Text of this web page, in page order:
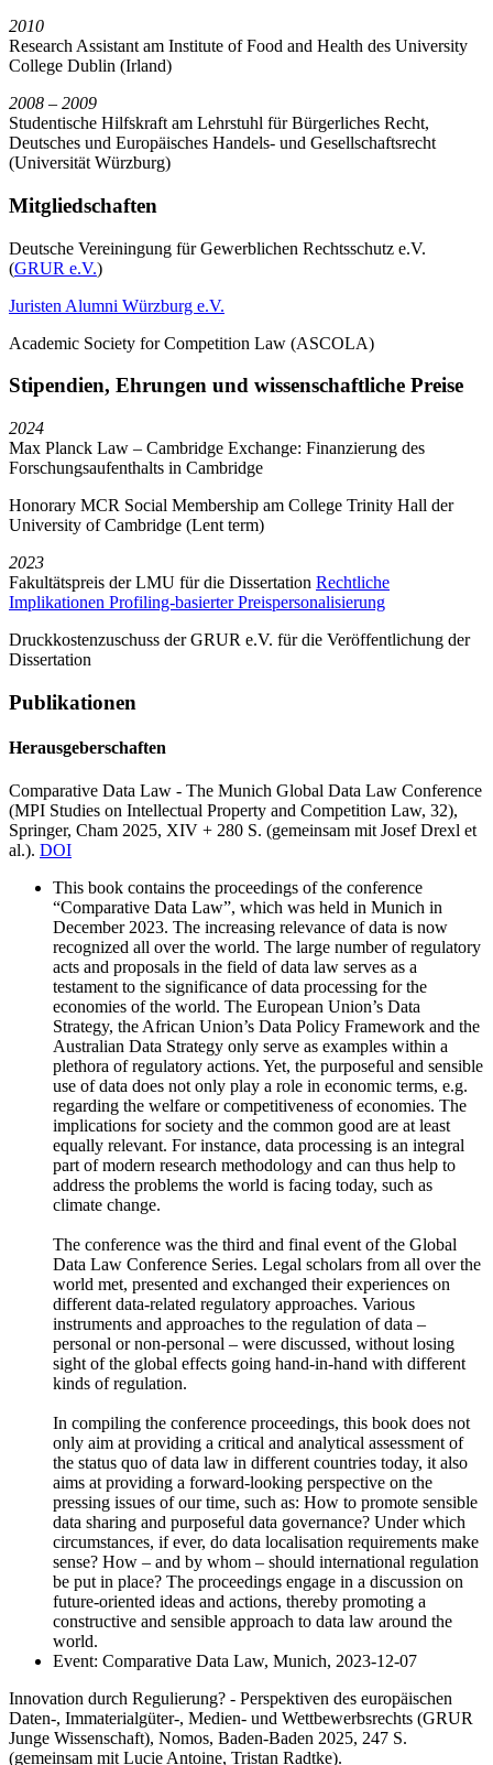
2010
Research Assistant am Institute of Food and Health des University
College Dublin (Irland)
2008 – 2009
Studentische Hilfskraft am Lehrstuhl für Bürgerliches Recht,
Deutsches und Europäisches Handels- und Gesellschaftsrecht
(Universität Würzburg)
Mitgliedschaften
Deutsche Vereiningung für Gewerblichen Rechtsschutz e.V.
(GRUR e.V.)
Juristen Alumni Würzburg e.V.
Academic Society for Competition Law (ASCOLA)
Stipendien, Ehrungen und wissenschaftliche Preise
2024
Max Planck Law – Cambridge Exchange: Finanzierung des
Forschungsaufenthalts in Cambridge
Honorary MCR Social Membership am College Trinity Hall der
University of Cambridge (Lent term)
2023
Fakultätspreis der LMU für die Dissertation Rechtliche
Implikationen Profiling-basierter Preispersonalisierung
Druckkostenzuschuss der GRUR e.V. für die Veröffentlichung der
Dissertation
Publikationen
Herausgeberschaften
Comparative Data Law - The Munich Global Data Law Conference
(MPI Studies on Intellectual Property and Competition Law, 32),
Springer, Cham 2025, XIV + 280 S. (gemeinsam mitJosef Drexl et
al.). DOI
This book contains the proceedings of the conference
“Comparative Data Law”, which was held in Munich in
December 2023. The increasing relevance of data is now
recognized all over the world. The large number of regulatory
acts and proposals in the field of data law serves as a
testament to the significance of data processing for the
economies of the world. The European Union’s Data
Strategy, the African Union’s Data Policy Framework and the
Australian Data Strategy only serve as examples within a
plethora of regulatory actions. Yet, the purposeful and sensible
use of data does not only play a role in economic terms, e.g.
regarding the welfare or competitiveness of economies. The
implications for society and the common good are at least
equally relevant. For instance, data processing is an integral
part of modern research methodology and can thus help to
address the problems the world is facing today, such as
climate change.
The conference was the third and final event of the Global
Data Law Conference Series. Legal scholars from all over the
world met, presented and exchanged their experiences on
different data-related regulatory approaches. Various
instruments and approaches to the regulation of data –
personal or non-personal – were discussed, without losing
sight of the global effects going hand-in-hand with different
kinds of regulation.
In compiling the conference proceedings, this book does not
only aim at providing a critical and analytical assessment of
the status quo of data law in different countries today, it also
aims at providing a forward-looking perspective on the
pressing issues of our time, such as: How to promote sensible
data sharing and purposeful data governance? Under which
circumstances, if ever, do data localisation requirements make
sense? How – and by whom – should international regulation
be put in place? The proceedings engage in a discussion on
future-oriented ideas and actions, thereby promoting a
constructive and sensible approach to data law around the
world.
Event: Comparative Data Law, Munich, 2023-12-07
Innovation durch Regulierung? - Perspektiven des europäischen
Daten-, Immaterialgüter-, Medien- und Wettbewerbsrechts (GRUR
Junge Wissenschaft), Nomos, Baden-Baden 2025, 247 S.
(gemeinsam mitLucie Antoine, Tristan Radtke).